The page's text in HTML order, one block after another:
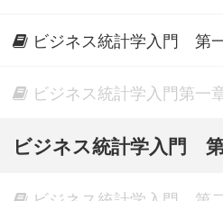
ビジネス統計学入門 第
ビジネス統計学入門第一
ビジネス統計学入門